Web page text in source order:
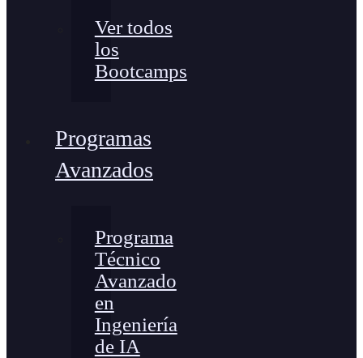
Ver todos
los
Bootcamps
Programas
Avanzados
Programa
Técnico
Avanzado
en
Ingeniería
de IA